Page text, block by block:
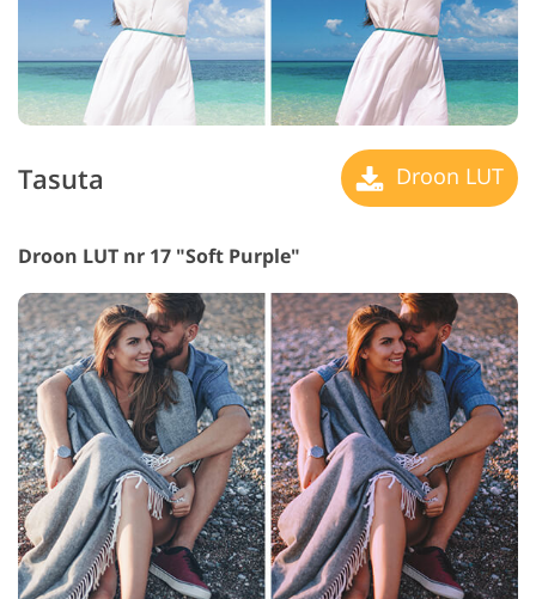
Tasuta Droon LUT
Droon LUT nr 17 "Soft Purple"